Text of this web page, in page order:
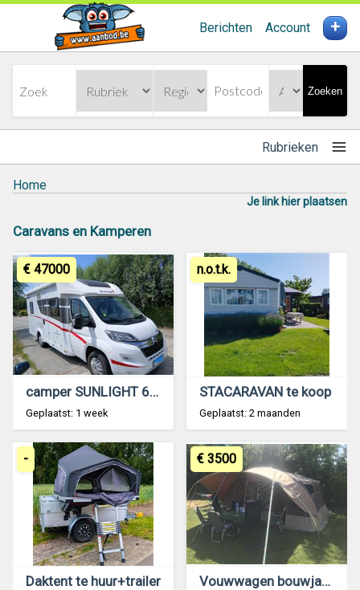
Berichten Account +
Zoeken
Rubrieken
Home
Je link hier plaatsen
Caravans en Kamperen
camper SUNLIGHT 64 T -- 80003KM --2019
Geplaatst: 1 week
€ 47000
STACARAVAN te koop
Geplaatst: 2 maanden
n.o.t.k.
Daktent te huur+trailer
-
Vouwwagen bouwjaar 2016 - in goede staat
€ 3500